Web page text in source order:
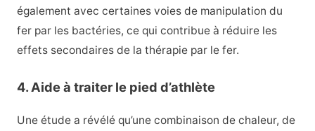
également avec certaines voies de manipulation du
fer par les bactéries, ce qui contribue à réduire les
effets secondaires de la thérapie par le fer.
4. Aide à traiter le pied d’athlète
Une étude a révélé qu’une combinaison de chaleur, de